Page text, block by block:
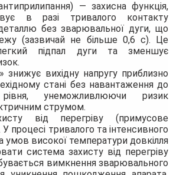
— захисна функція,
в разі тривалого контакту
без зварювальної дуги, що
(зазвичай не більше 0,6 с). Це
підпал дуги та зменшує
знижує вихідну напругу приблизно
стані без навантаження до
рівня, унеможливлюючи ризик
струмом.
від перегріву (примусове
процесі тривалого та інтенсивного
умов високої температури довкілля
система захисту від перегріву
вимкнення зварювального